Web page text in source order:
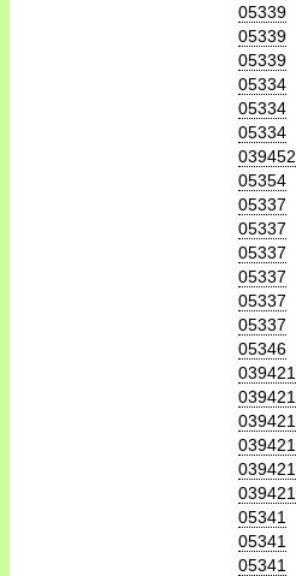
05339
05339
05339
05334
05334
05334
039452
05354
05337
05337
05337
05337
05337
05337
05346
039421
039421
039421
039421
039421
039421
05341
05341
05341